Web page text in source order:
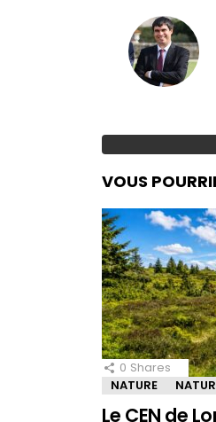
VOUS
0 Shares
NATURE
Le CEN de